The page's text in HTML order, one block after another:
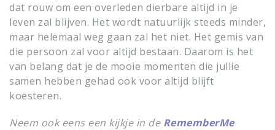
dat rouw om een overleden dierbare altijd in je
leven zal blijven. Het wordt natuurlijk steeds minder,
maar helemaal weg gaan zal het niet. Het gemis van
die persoon zal voor altijd bestaan. Daarom is het
van belang dat je de mooie momenten die jullie
samen hebben gehad ook voor altijd blijft
koesteren.
Neem ook eens een kijkje in de RememberMe